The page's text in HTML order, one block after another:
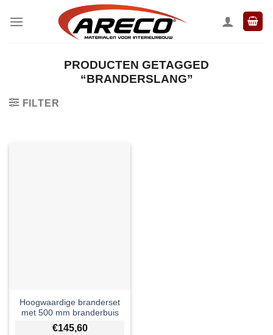
naar
PRODUCTEN GETAGGED
“BRANDERSLANG”
FILTER
Hoogwaardige branderset
met 500 mm branderbuis
€145,60